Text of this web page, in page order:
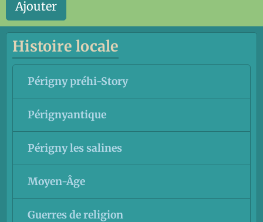
Ajouter
Histoire locale
Périgny préhi-Story
Pérignyantique
Périgny les salines
Moyen-Âge
Guerres de religion